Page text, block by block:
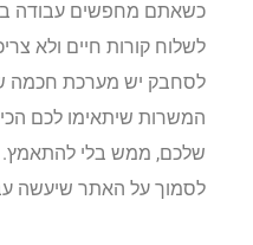
כשאתם מחפשים עבודה
לשלוח קורות חיים ולא
לסחבק יש מערכת חכמה
המשרות שיתאימו לכם הכי
שלכם, ממש בלי להתאמץ.
לסמוך על האתר שיעשה